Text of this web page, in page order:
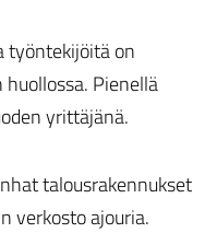
työntekijöitä on
Pienellä
yrittäjänä.
talousrakennukset
verkosto ajouria.